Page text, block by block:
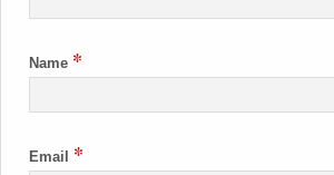
Name *
Email *